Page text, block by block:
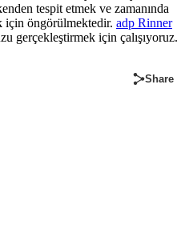
tespit etmek ve zamanında
için öngörülmektedir. adp Rinner
gerçekleştirmek için çalışıyoruz.
Share